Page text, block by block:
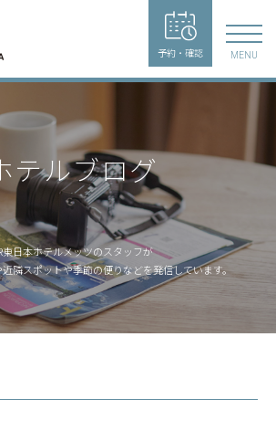
予約・確認 MENU
テルブログ
東日本ホテルメッツのスタッフが
隣スポットや季節の便りなどを発信しています。